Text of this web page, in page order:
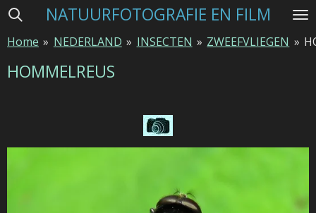
Ga
naar
de
NATUURFOTOGRAFIE EN FILM
Home » NEDERLAND » INSECTEN » ZWEEFVLIEGEN »
HOMMELREUS